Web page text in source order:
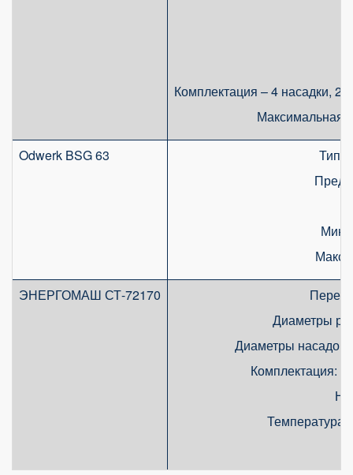
Комплектация – 4 насадки, 2
Максимальная
Odwerk BSG 63
Тип
ЭНЕРГОМАШ СТ-72170
Диаметры
Диаметры насадок
Комплектация:
Температура